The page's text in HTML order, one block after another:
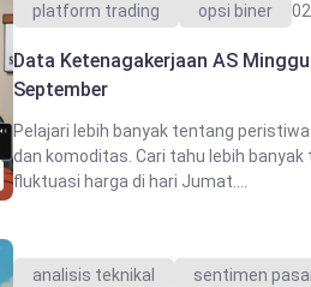
platform trading opsi biner
Data Ketenagakerjaan AS
September
Pelajari lebih banyak tentang
dan komoditas. Cari tahu lebih
fluktuasi harga di hari Jumat....
analisis teknikal sentimen